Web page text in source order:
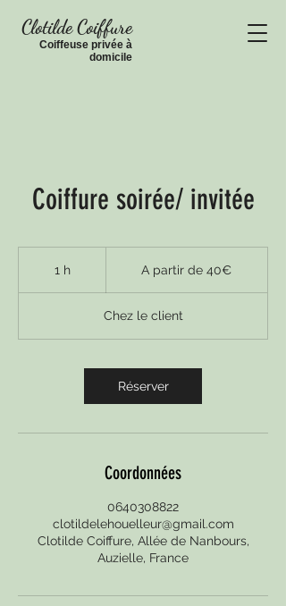
Clotilde Coiffure
Coiffeuse privée à
domicile
Coiffure soirée/ invitée
1 h1 A partir de 40€
Chez le client
Réserver
Coordonnées
0640308822
clotildelehouelleur@gmail.com
Clotilde Coiffure, Allée de Nanbours,
Auzielle, France